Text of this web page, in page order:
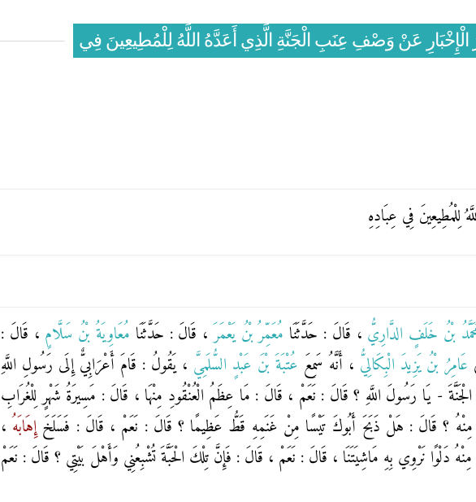
الْإِخْبَارِ عَنْ وَصْفِ عِنَبِ الْجَنَّةِ الَّذِي أَعَدَّهُ اللَّهُ لِلْمُطِيعِينَ فِي
فِي عِبَادِهِ
بْنُ خَلَفٍ الدَّارِيُّ ، قَالَ : حَدَّثَنَا مُعَمِّرُ بْنُ يَعْمَرَ، قَالَ : حَدَّثَنَا مُعَاوِيَةُ بْنُ سَلَّامٍ ، قَالَ :
عَامِرُ بْنُ يَزِيدَ الْبِكَالِيُّ ، أَنَّهُ سَمِعَ عُتْبَةَ بْنَ عَبْدٍ السُّلَمِيَّ ، يَقُولُ : قَامَ أَعْرَابِيٌّ إِلَى رَسُولِ اللَّهِ
- يَا رَسُولَ اللَّهِ ؟ قَالَ : نَعَمْ ، قَالَ : مَا عِظَمُ الْعُنْقُودِ مِنْهَا ، قَالَ : مَسِيرَةُ شَهْرٍ لِلْغُرَابِ
مِنْهُ ؟ قَالَ : هَلْ ذَبَحَ أَبُوكَ تَيْسًا مِنْ غَنَمِهِ قَطُّ عَظِيمًا ؟ قَالَ : نَعَمْ ، قَالَ : فَسَلَخَإِهَابَهُ ،
دَلْوًا نَرْوِي بِهِ مَاشِيَتَنَا ، قَالَ : نَعَمْ ، قَالَ : فَإِنَّ تِلْكَ الْحَبَّةَ تُشْبِعُنِي وَأَهْلَ بَيْتِي ؟ قَالَ : نَعَمْ